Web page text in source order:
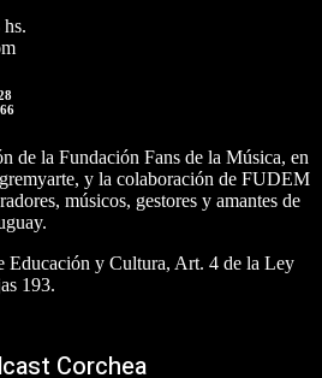
de la Fundación Fans de la Música, en
y la colaboración de FUDEM
músicos, gestores y amantes de
Educación y Cultura, Art. 4 de la Ley
193.
Corchea